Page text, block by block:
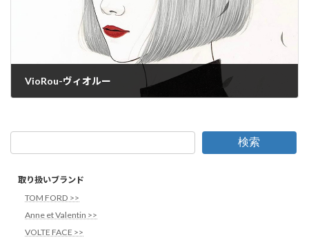
VioRou-ヴィオルー
検索
取り扱いブランド
TOM FORD >>
Anne et Valentin >>
VOLTE FACE >>